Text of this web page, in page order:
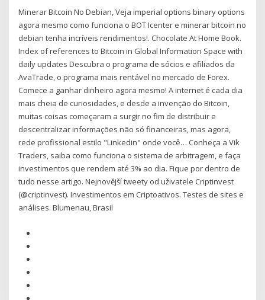
Minerar Bitcoin No Debian, Veja imperial options binary options
agora mesmo como funciona o BOT Icenter e minerar bitcoin no
debian tenha incríveis rendimentos!. Chocolate At Home Book.
Index of references to Bitcoin in Global Information Space with
daily updates Descubra o programa de sócios e afiliados da
AvaTrade, o programa mais rentável no mercado de Forex.
Comece a ganhar dinheiro agora mesmo! A internet é cada dia
mais cheia de curiosidades, e desde a invenção do Bitcoin,
muitas coisas começaram a surgir no fim de distribuir e
descentralizar informações não só financeiras, mas agora,
rede profissional estilo "Linkedin" onde você… Conheça a Vik
Traders, saiba como funciona o sistema de arbitragem, e faça
investimentos que rendem até 3% ao dia. Fique por dentro de
tudo nesse artigo. Nejnovější tweety od uživatele Criptinvest
(@criptinvest). Investimentos em Criptoativos. Testes de sites e
análises. Blumenau, Brasil